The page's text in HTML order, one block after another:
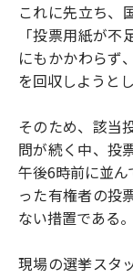
これに先立ち、
「投票用紙が
にもかかわらず
を回収しようと
そのため、該当
問が続く中、投
午後6時前に並
った有権者の投
ない措置である。
現場の選挙スタ